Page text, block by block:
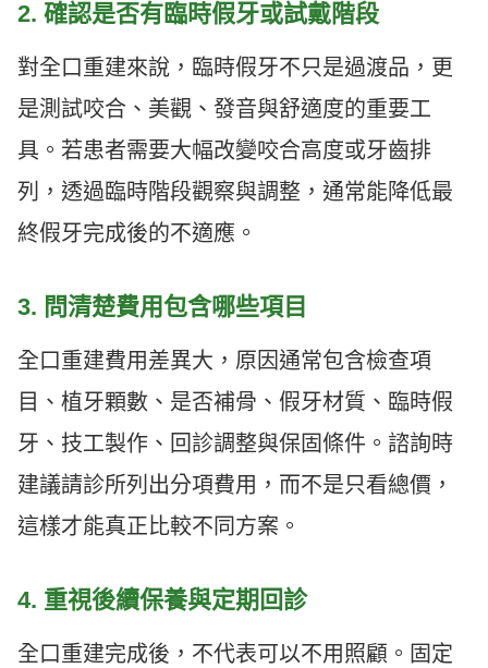
2. 確認是否有臨時假牙或試戴階段
對全口重建來說，臨時假牙不只是過渡品，更
是測試咬合、美觀、發音與舒適度的重要工
具。若患者需要大幅改變咬合高度或牙齒排
列，透過臨時階段觀察與調整，通常能降低最
終假牙完成後的不適應。
3. 問清楚費用包含哪些項目
全口重建費用差異大，原因通常包含檢查項
目、植牙顆數、是否補骨、假牙材質、臨時假
牙、技工製作、回診調整與保固條件。諮詢時
建議請診所列出分項費用，而不是只看總價，
這樣才能真正比較不同方案。
4. 重視後續保養與定期回診
全口重建完成後，不代表可以不用照顧。固定